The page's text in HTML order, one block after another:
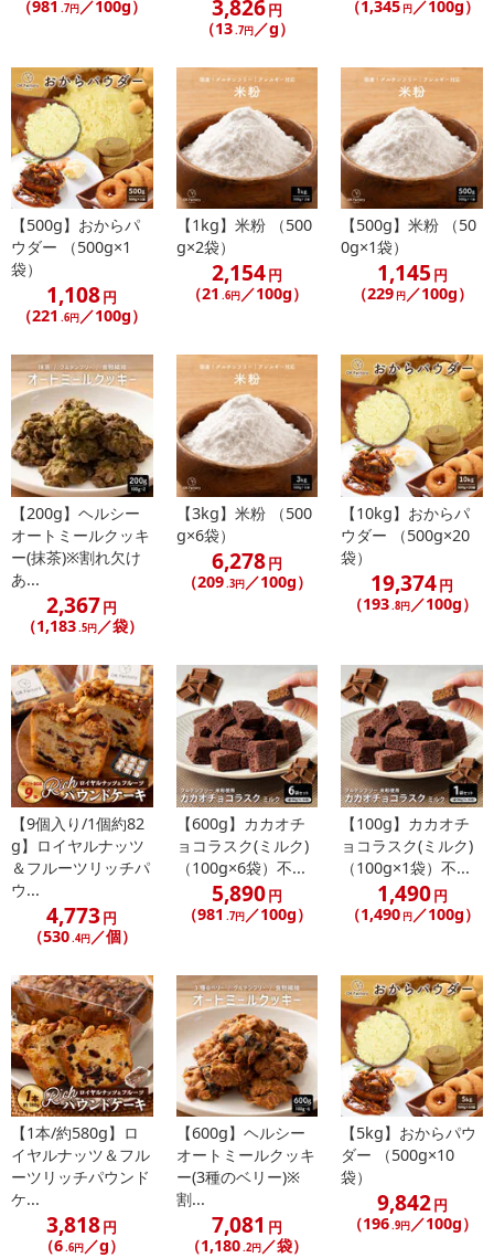
【賞味・消費期限のある商品について】
商品到着時点でのお日持ち期間は、配送日数などにより異なります
のでご了承ください。
【キャンセルについて】
※お申込み後のキャンセルはお受けできません。
記載されている内容を必ずご確認いただき、お届けする商品セット
にご納得いただきましたうえでお申し込みください。
※パッケージ変更や商品リニューアル（成分など含む）等により、
参考の掲載画像や画像内のバーコードなど、お届け商品と多少異な
る場合がございます。
また、[新たな加工食品の原料原産地表示制度]の経過措置期間の終
了により、商品詳細内に記載の原産国・原材料の表記が旧表記の場
合がございます。
あらかじめご了承いただいた上でお申込みください。なお、本理由
によるお申込み後のキャンセル・返品交換は対応いたしかねます。
【お支払いについて】
※送料はお試し費用に含まれております。
※d払い、PayPay、au PAY、au PAY（auかんたん決済）、ソフトバ
ンクまとめて支払い、楽天ペイ、メルペイ、AEON Pay、Amazon
Payでお支払いの場合、決済のため外部サイトへ遷移します。
※予約商品は決済手段ごとに定められた決済期限日にお支払いを完
さい。
【配送伝票番号について】
※配送形態がメール便の商品については、商品の発送完了後、配送
伝票番号がマイページに表示されない場合もございます。
【配送日時の指定について】
※配送日時の指定が可能な商品の場合、商品によってご指定できる
配送日、配送時間が異なる可能性がございます。
カート機能をご利用の場合は、配送日時指定をご利用いただけませ
ん。
発送日カレンダー
休業日
（981 .7円 ／100g） 3,826円
（13 .7円／g）
（1,345 円／100g）
【500g】おからパ
ウダー （500g×1
袋）
1,108円
（221 .6円／100g）
【1kg】米粉 （500
g×2袋）
2,154円
（21 .6円／100g）
【500g】米粉 （50
0g×1袋）
1,145 円
（229 円／100g）
【200g】ヘルシー
オートミールクッキ
ー(抹茶)※割れ欠け
あ...
2,367円
（1,183.5円／袋）
【3kg】米粉 （500
g×6袋）
6,278円
（209.3円／100g）
【10kg】おからパ
ウダー （500g×20
袋）
19,374円
（193.8円／100g）
【9個入り/1個約82
g】ロイヤルナッツ
＆フルーツリッチパ
ウ...
4,773円
（530 .4円／個）
【600g】カカオチ
ョコラスク(ミルク)
（100g×6袋）不...
5,890円
（981 .7円／100g）
【100g】カカオチ
ョコラスク(ミルク)
（100g×1袋）不...
1,490円
（1,490 円／100g）
【1本/約580g】ロ
イヤルナッツ＆フル
ーツリッチパウンド
ケ...
3,818円
（6.6円／g）
【600g】ヘルシー
オートミールクッキ
ー(3種のベリー)※
割...
7,081 円
（1,180.2円／袋）
【5kg】おからパウ
ダー （500g×10
袋）
9,842円
（196.9円／100g）